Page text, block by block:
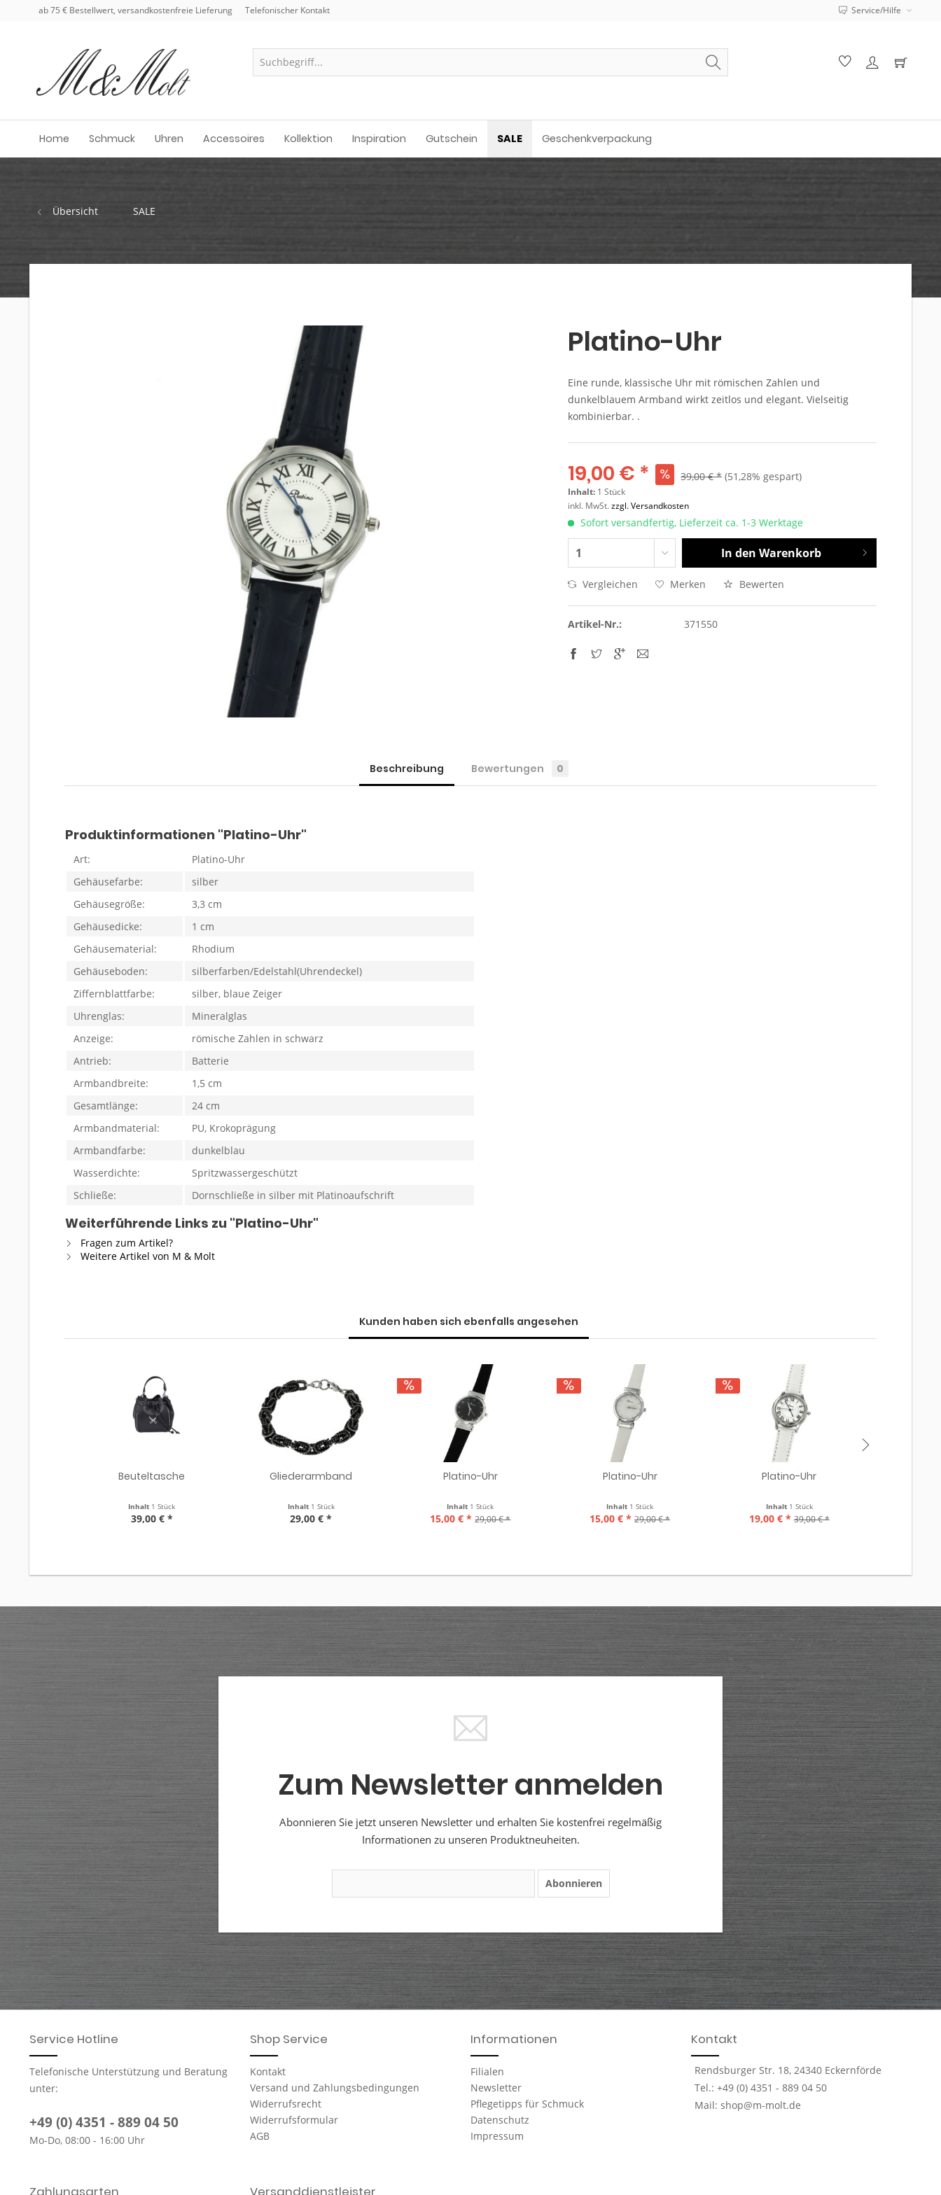
ab 75 € Bestellwert, versandkostenfreie Lieferung Telefonischer Kontakt Service/Hilfe
Home Schmuck Uhren Accessoires Kollektion Inspiration Gutschein SALE Geschenkverpackung
Übersicht SALE
Platino-Uhr
Eine runde, klassische Uhr mit römischen Zahlen und
dunkelblauem Armband wirkt zeitlos und elegant. Vielseitig
kombinierbar. .
19,00 € * 39,00 € * (51,28% gespart)
Inhalt: 1 Stück
inkl. MwSt.zzgl. Versandkosten
Sofort versandfertig, Lieferzeit ca. 1-3 Werktage
In den Warenkorb
Vergleichen Merken Bewerten
Artikel-Nr.: 371550
Beschreibung Bewertungen 0
Produktinformationen "Platino-Uhr"
Art:
Platino-Uhr
Gehäusefarbe:
silber
Gehäusegröße:
3,3 cm
Gehäusedicke:
1 cm
Gehäusematerial:
Rhodium
Gehäuseboden:
silberfarben/Edelstahl(Uhrendeckel)
Ziffernblattfarbe:
silber, blaue Zeiger
Uhrenglas:
Mineralglas
Anzeige:
römische Zahlen in schwarz
Antrieb:
Batterie
Armbandbreite:
1,5 cm
Gesamtlänge:
24 cm
Armbandmaterial:
PU, Krokoprägung
Armbandfarbe:
dunkelblau
Wasserdichte:
Spritzwassergeschützt
Schließe:
Dornschließe in silber mit Platinoaufschrift
Weiterführende Links zu "Platino-Uhr"
Fragen zum Artikel?
Weitere Artikel von M & Molt
Kunden haben sich ebenfalls angesehen
Beuteltasche
Inhalt 1 Stück
39,00 € *
Gliederarmband
Inhalt 1 Stück
29,00 € *
Platino-Uhr
Inhalt 1 Stück
15,00 € * 29,00 € *
Platino-Uhr
Inhalt 1 Stück
15,00 € * 29,00 € *
Platino-Uhr
Inhalt 1 Stück
19,00 € * 39,00 € *
Zum Newsletter anmelden
Abonnieren Sie jetzt unseren Newsletter und erhalten Sie kostenfrei regelmäßig
Informationen zu unseren Produktneuheiten.
Abonnieren
Service Hotline
Telefonische Unterstützung und Beratung
unter:
+49 (0) 4351 - 889 04 50
Mo-Do, 08:00 - 16:00 Uhr
Shop Service
Kontakt
Versand und Zahlungsbedingungen
Widerrufsrecht
Widerrufsformular
AGB
Informationen
Filialen
Newsletter
Pflegetipps für Schmuck
Datenschutz
Impressum
Kontakt
Rendsburger Str. 18, 24340 Eckernförde
Tel.: +49 (0) 4351 - 889 04 50
Mail: shop@m-molt.de